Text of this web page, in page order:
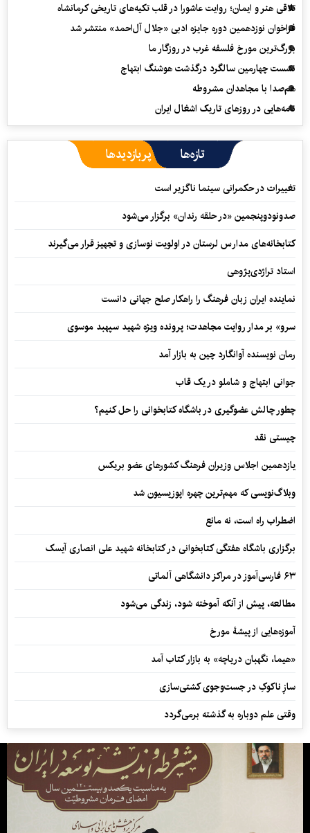
تلاقی هنر و ایمان؛ روایت عاشورا در قلب تکیه‌های تاریخی کرمانشاه
فراخوان نوزدهمین دوره جایزه ادبی «جلال آل‌احمد» منتشر شد
بزرگ‌ترین مورخ فلسفه غرب در روزگار ما
نشست چهارمین سالگرد درگذشت هوشنگ ابتهاج
هم‌صدا با مجاهدان مشروطه
نامه‌هایی در روزهای تاریک اشغال ایران
تازه‌ها پربازدیدها
تغییرات در حکمرانی سینما ناگزیر است
صدونودوپنجمین «در حلقه رندان» برگزار می‌شود
کتابخانه‌های مدارس لرستان در اولویت نوسازی و تجهیز قرار می‌گیرند
استاد تراژدی‌پژوهی
نماینده ایران زبان فرهنگ را راهکار صلح جهانی دانست
سرو» بر مدار روایت مجاهدت؛ پرونده ویژه شهید سپهبد موسوی
رمان نویسنده آوانگارد چین به بازار آمد
جوانی ابتهاج و شاملو در یک قاب
چطور چالش عضوگیری در باشگاه کتابخوانی را حل کنیم؟
چیستی نقد
یازدهمین اجلاس وزیران فرهنگ کشورهای عضو بریکس
وبلاگ‌نویسی که مهم‌ترین چهره اپوزیسیون شد
اضطراب راه است، نه مانع
برگزاری باشگاه هفتگی کتابخوانی در کتابخانه شهید علی انصاری آیسک
۶۳ فارسی‌آموز در مراکز دانشگاهی آلماتی
مطالعه، پیش از آنکه آموخته شود، زندگی می‌شود
آموزه‌هایی از پیشۀ مورخ
«هیما، نگهبان دریاچه» به بازار کتاب آمد
سازِ ناکوکِ در جست‌وجوی کشتی‌سازی
وقتی علم دوباره به گذشته برمی‌گردد